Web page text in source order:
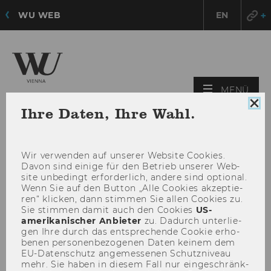
WU WEB EN
MENÜ
Ihre Daten, Ihre Wahl.
Wir ver­wen­den auf un­se­rer Web­site Coo­kies.
Davon sind ei­ni­ge für den Be­trieb un­se­rer Web­
site un­be­dingt er­for­der­lich, an­de­re sind op­tio­nal.
Wenn Sie auf den But­ton „Alle Coo­kies ak­zep­tie­
ren“ kli­cken, dann stim­men Sie allen Coo­kies zu.
Sie stim­men damit auch den Coo­kies US-​
amerikanischer An­bie­ter zu. Da­durch un­ter­lie­
gen Ihre durch das ent­spre­chen­de Coo­kie er­ho­
be­nen per­so­nen­be­zo­ge­nen Daten kei­nem dem
EU-​Datenschutz an­ge­mes­se­nen Schutz­ni­veau
mehr. Sie haben in die­sem Fall nur ein­ge­schränk­